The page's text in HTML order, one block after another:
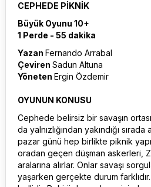
CEPHEDE PİKNİK
Büyük Oyunu 10+
1 Perde - 55 dakika
Yazan Fernando Arrabal
Çeviren Sadun Altuna
Yöneten Ergin Özdemir
OYUNUN KONUSU
Cephede belirsiz bir savaşın
da yalnızlığından yakındığı
pazar günü hep birlikte piknik
oradan geçen düşman askerleri,
aralarına alırlar. Onlar savaşı
yaşarken gerçekte durum